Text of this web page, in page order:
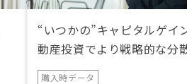
“いつかの”キャピタルゲイ
動産投資でより戦略的な分
購入時データ